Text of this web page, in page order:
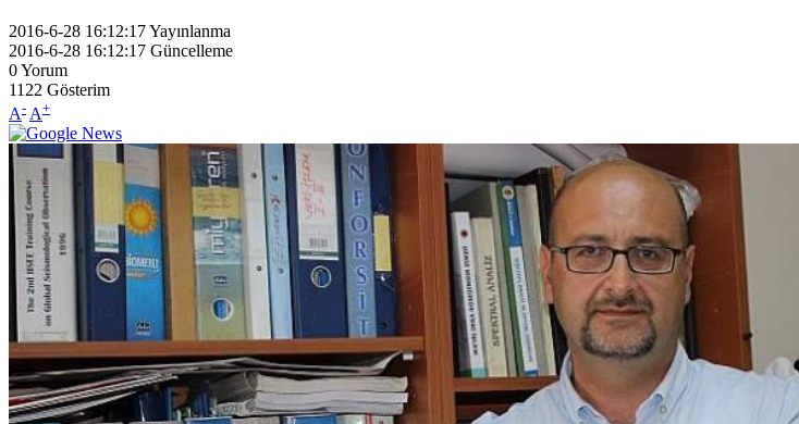
2016-6-28 16:12:17Yayınlanma
2016-6-28 16:12:17 Güncelleme
0Yorum
1122 Gösterim
A- A+